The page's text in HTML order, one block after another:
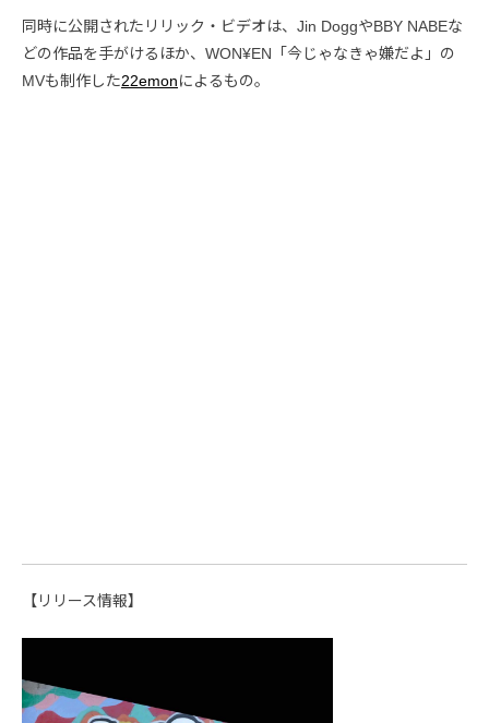
同時に公開されたリリック・ビデオは、Jin DoggやBBY NABEな
どの作品を手がけるほか、WON¥EN「今じゃなきゃ嫌だよ」の
MVも制作した22emonによるもの。
【リリース情報】